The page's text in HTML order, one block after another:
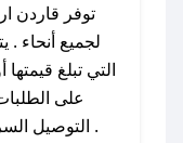
تواصل معنا
توفر قاردن
لجميع أنحاء
التي تبلغ
على
التوصيل السريع، يرجى تقديم طلبك قبل الساعة .